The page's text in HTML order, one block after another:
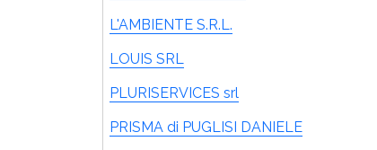
L'AMBIENTE S.R.L.
LOUIS SRL
PLURISERVICES srl
PRISMA di PUGLISI DANIELE